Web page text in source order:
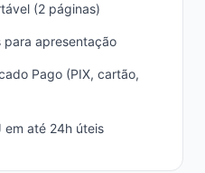
(2 páginas)
para apresentação
Pago (PIX, cartão,
em até 24h úteis